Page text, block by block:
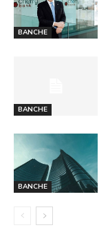
BANCHE
BANCHE
BANCHE